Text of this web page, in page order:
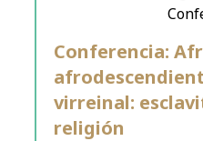
Conferencia:
virreinal:
religión